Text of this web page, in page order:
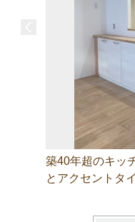
築40年超のキッ
とアクセントタ